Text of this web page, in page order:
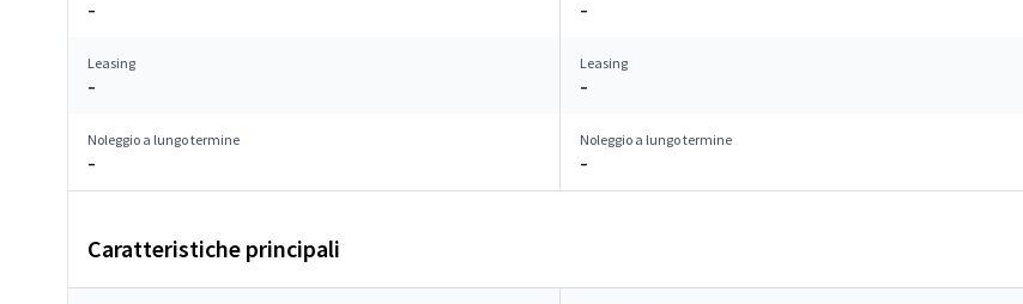
–
–
Leasing
–
Leasing
–
Noleggio a lungo termine
–
Noleggio a lungo termine
–
Caratteristiche principali